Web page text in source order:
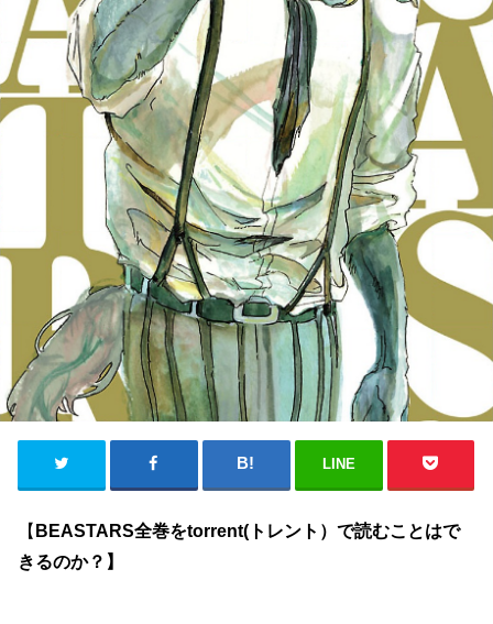
LINE
【BEASTARS全巻をtorrent(トレント）で読むことはで
きるのか？ 】